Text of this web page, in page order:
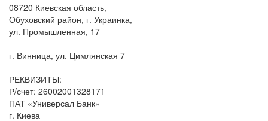
08720 Киевская область,
Обуховский район, г. Украинка,
ул. Промышленная, 17
г. Винница, ул. Цимлянская 7
РЕКВИЗИТЫ:
Р/счет: 26002001328171
ПАТ «Универсал Банк»
г. Киева